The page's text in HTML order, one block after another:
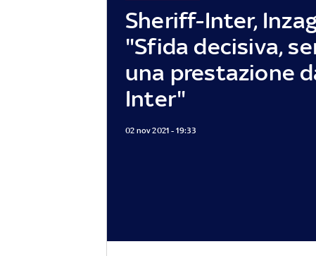
Sheriff-Inter,
"Sfida decisiva,
una prestazione
Inter"
02 nov 2021 - 19:33